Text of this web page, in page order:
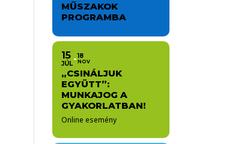
MŰSZAKOK
PROGRAMBA
15
JÚL
18
NOV
„CSINÁLJUK
EGYÜTT”:
MUNKAJOG A
GYAKORLATBAN!
Online esemény